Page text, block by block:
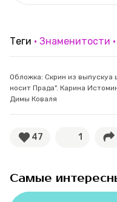
Теги Знаменитости
Обложка: Скрин из выпускуа
носит Прада". Карина
Димы Коваля
47 1
Самые